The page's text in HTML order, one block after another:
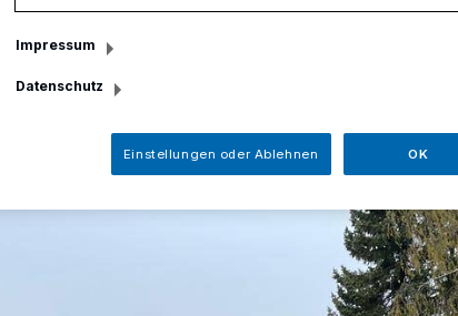
2 Minuten Lesezeit
Impressum
Datenschutz
Einstellungen oder Ablehnen OK